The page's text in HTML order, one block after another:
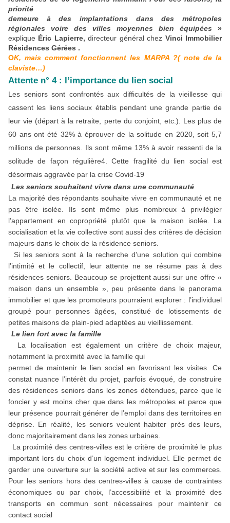
priorité
demeure à des implantations dans des métropoles
régionales voire des villes moyennes bien équipées »
explique Éric Lapierre, directeur général chez Vinci Immobilier
Résidences Gérées .
OK, mais comment fonctionnent les MARPA ?( note de la
claviste…)
Attente n° 4 : l’importance du lien social
Les seniors sont confrontés aux difficultés de la vieillesse qui
cassent les liens sociaux établis pendant une grande partie de
leur vie (départ à la retraite, perte du conjoint, etc.). Les plus de
60 ans ont été 32% à éprouver de la solitude en 2020, soit 5,7
millions de personnes. Ils sont même 13% à avoir ressenti de la
solitude de façon régulière4. Cette fragilité du lien social est
désormais aggravée par la crise Covid-19
Les seniors souhaitent vivre dans une communauté
La majorité des répondants souhaite vivre en communauté et ne
pas être isolée. Ils sont même plus nombreux à privilégier
l’appartement en copropriété plutôt que la maison isolée. La
socialisation et la vie collective sont aussi des critères de décision
majeurs dans le choix de la résidence seniors.
Si les seniors sont à la recherche d’une solution qui combine
l’intimité et le collectif, leur attente ne se résume pas à des
résidences seniors. Beaucoup se projettent aussi sur une offre «
maison dans un ensemble », peu présente dans le panorama
immobilier et que les promoteurs pourraient explorer : l’individuel
groupé pour personnes âgées, constitué de lotissements de
petites maisons de plain-pied adaptées au vieillissement.
Le lien fort avec la famille
La localisation est également un critère de choix majeur,
notamment la proximité avec la famille qui
permet de maintenir le lien social en favorisant les visites. Ce
constat nuance l’intérêt du projet, parfois évoqué, de construire
des résidences seniors dans les zones détendues, parce que le
foncier y est moins cher que dans les métropoles et parce que
leur présence pourrait générer de l’emploi dans des territoires en
déprise. En réalité, les seniors veulent habiter près des leurs,
donc majoritairement dans les zones urbaines.
La proximité des centres-villes est le critère de proximité le plus
important lors du choix d’un logement individuel. Elle permet de
garder une ouverture sur la société active et sur les commerces.
Pour les seniors hors des centres-villes à cause de contraintes
économiques ou par choix, l’accessibilité et la proximité des
transports en commun sont nécessaires pour maintenir ce
contact social